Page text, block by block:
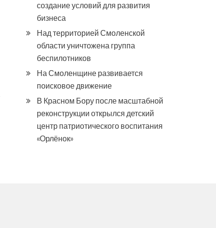
создание условий для развития
бизнеса
Над территорией Смоленской
области уничтожена группа
беспилотников
На Смоленщине развивается
поисковое движение
В Красном Бору после масштабной
реконструкции открылся детский
центр патриотического воспитания
«Орлёнок»